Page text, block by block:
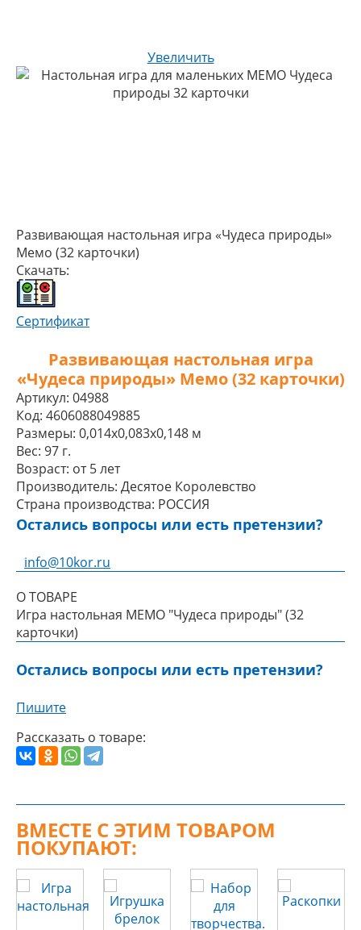
Увеличить
Развивающая настольная игра «Чудеса природы»
Мемо (32 карточки)
Скачать:
Сертификат
Развивающая настольная игра
«Чудеса природы» Мемо (32 карточки)
Артикул: 04988
Код: 4606088049885
Размеры: 0,014x0,083x0,148 м
Вес: 97 г.
Возраст: от 5 лет
Производитель: Десятое Королевство
Страна производства: РОССИЯ
Остались вопросы или есть претензии?
info@10kor.ru
О ТОВАРЕ
Игра настольная МЕМО "Чудеса природы" (32
карточки)
Остались вопросы или есть претензии?
Пишите
Рассказать о товаре:
ВМЕСТЕ С ЭТИМ ТОВАРОМ
ПОКУПАЮТ: